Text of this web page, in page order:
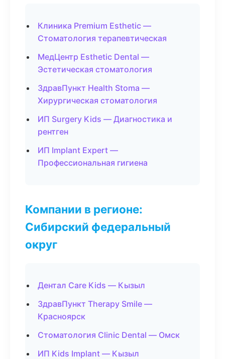
Клиника Premium Esthetic —
Стоматология терапевтическая
МедЦентр Esthetic Dental —
Эстетическая стоматология
ЗдравПункт Health Stoma —
Хирургическая стоматология
ИП Surgery Kids — Диагностика и
рентген
ИП Implant Expert —
Профессиональная гигиена
Компании в регионе:
Сибирский федеральный
округ
Дентал Care Kids — Кызыл
ЗдравПункт Therapy Smile —
Красноярск
Стоматология Clinic Dental — Омск
ИП Kids Implant — Кызыл